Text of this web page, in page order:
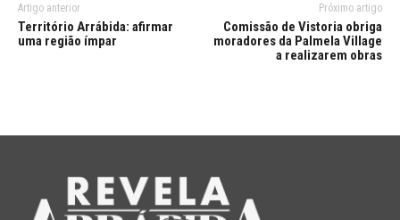
Artigo anterior
Território Arrábida: afirmar
uma região ímpar
Próximo artigo
Comissão de Vistoria obriga
moradores da Palmela Village
a realizarem obras